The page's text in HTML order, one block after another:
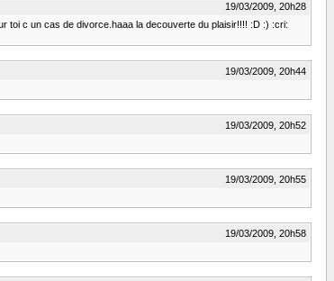
19/03/2009, 20h28
toi c un cas de divorce.haaa la decouverte du plaisir!!!! :D :) :cri:
19/03/2009, 20h44
19/03/2009, 20h52
19/03/2009, 20h55
19/03/2009, 20h58